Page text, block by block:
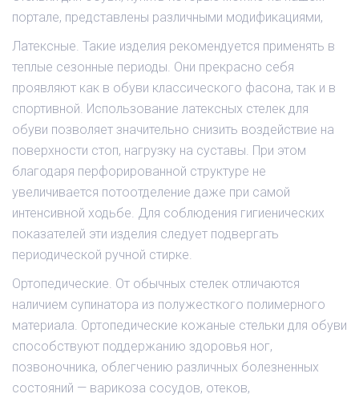
портале, представлены различными модификациями,
Латексные. Такие изделия рекомендуется применять в
теплые сезонные периоды. Они прекрасно себя
проявляют как в обуви классического фасона, так и в
спортивной. Использование латексных стелек для
обуви позволяет значительно снизить воздействие на
поверхности стоп, нагрузку на суставы. При этом
благодаря перфорированной структуре не
увеличивается потоотделение даже при самой
интенсивной ходьбе. Для соблюдения гигиенических
показателей эти изделия следует подвергать
периодической ручной стирке.
Ортопедические. От обычных стелек отличаются
наличием супинатора из полужесткого полимерного
материала. Ортопедические кожаные стельки для обуви
способствуют поддержанию здоровья ног,
позвоночника, облегчению различных болезненных
состояний — варикоза сосудов, отеков,